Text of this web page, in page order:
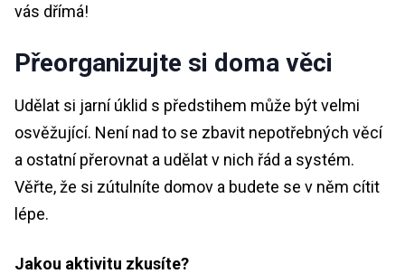
vás dřímá!
Přeorganizujte si doma věci
Udělat si jarní úklid s předstihem může být velmi
osvěžující. Není nad to se zbavit nepotřebných věcí
a ostatní přerovnat a udělat v nich řád a systém.
Věřte, že si zútulníte domov a budete se v něm cítit
lépe.
Jakou aktivitu zkusíte?